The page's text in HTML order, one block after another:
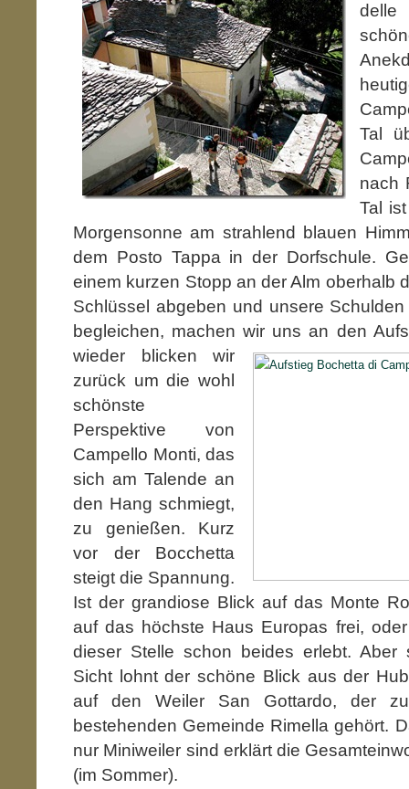
Tal
nach
Tal
Morgensonne am strahlend blauen
dem Posto Tappa in der Dorfschule.
einem kurzen Stopp an der Alm oberhalb
Schlüssel abgeben und unsere
begleichen, machen wir uns an den
wieder blicken wir
zurück um die wohl
schönste
Perspektive von
Campello Monti, das
sich am Talende an
den Hang schmiegt,
zu genießen. Kurz
vor der Bocchetta
steigt die Spannung.
Ist der grandiose Blick auf das Monte
auf das höchste Haus Europas frei,
dieser Stelle schon beides erlebt. Aber
Sicht lohnt der schöne Blick aus der
auf den Weiler San Gottardo, der
bestehenden Gemeinde Rimella gehört.
nur Miniweiler sind erklärt die
(im Sommer).